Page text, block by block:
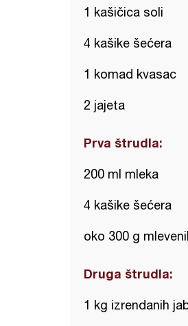
1 kašičica soli
4 kašike šećera
1 komad kvasac
2 jajeta
Prva štrudla:
200 ml mleka
4 kašike šećera
oko 300 g
Druga štrudla:
1 kg izrendanih